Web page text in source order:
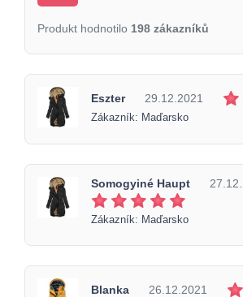
Produkt hodnotilo 198 zákazníků
Eszter 29.12.2021
Zákazník: Maďarsko
Somogyiné Haupt
Zákazník: Maďarsko
Blanka 26.12.2021